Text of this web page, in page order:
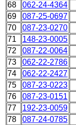
68
062-24-4364
69
087-25-0697
70
087-23-0270
71
148-23-0005
72
087-22-0064
73
062-22-2786
74
062-22-2427
75
087-23-0223
76
087-23-0151
77
192-23-0059
78
087-24-0785